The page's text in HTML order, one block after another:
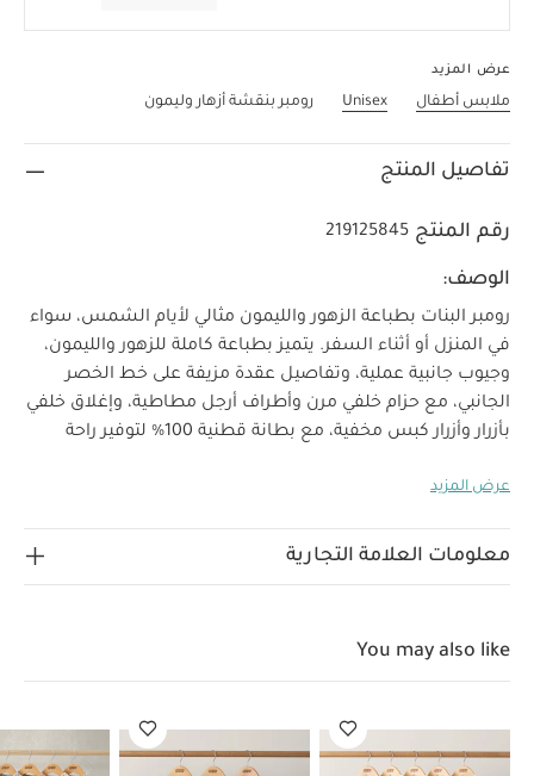
عرض المزيد
ملابس أطفال Unisex رومبر بنقشة أزهار وليمون
تفاصيل المنتج
رقم المنتج 219125845
الوصف:
رومبر البنات بطباعة الزهور والليمون مثالي لأيام الشمس، سواء
في المنزل أو أثناء السفر. يتميز بطباعة كاملة للزهور والليمون،
وجيوب جانبية عملية، وتفاصيل عقدة مزيفة على خط الخصر
الجانبي، مع حزام خلفي مرن وأطراف أرجل مطاطية، وإغلاق خلفي
بأزرار وأزرار كبس مخفية، مع بطانة قطنية 100% لتوفير راحة
موسمية جذابة
قطن إرشادات العناية:
طقم ألبسة قطعة واحدة بأكمام قصيرة قماش عضوي بلون أبيض
بودي سوت بأكمام قصيرة وبنقشة كرز ( 5 قطع)
رومبر بتصميم قميص
كتان ميزان حرارة ترو تيمب 3 في 1 ببطارية CR2032 من فريدا
عرض المزيد
معلومات العلامة التجارية
You may also like